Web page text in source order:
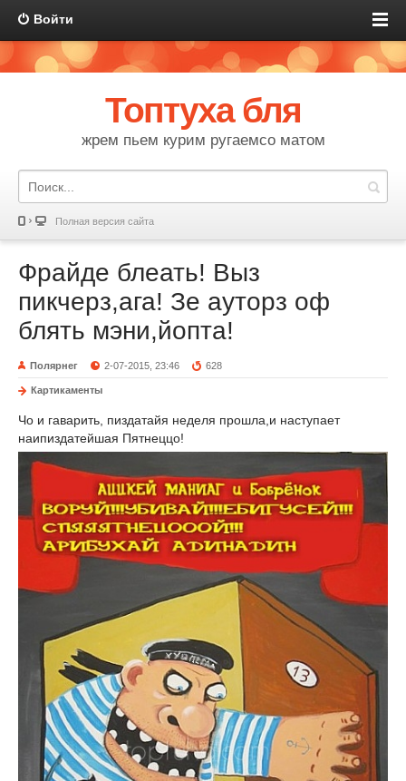
Войти
Топтуха бля
жрем пьем курим ругаемсо матом
Полная версия сайта
Фрайде блеать! Выз
пикчерз,ага! Зе ауторз оф
блять мэни,йопта!
Полярнег 2-07-2015, 23:46 628
Картикаменты
Чо и гаварить, пиздатайя неделя прошла,и наступает
наипиздатейшая Пятнеццо!